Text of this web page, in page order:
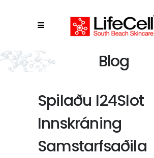
Blog
Spilaðu I24Slot
Innskráning
Samstarfsaðila